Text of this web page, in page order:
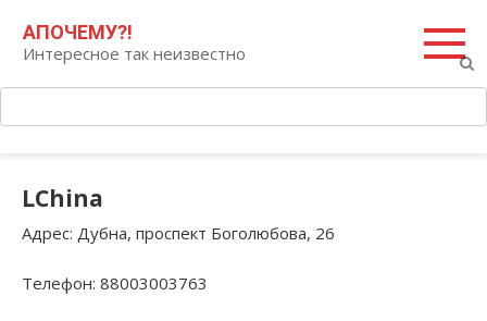
контенту
АПОЧЕМУ?!
Интересное так неизвестно
LChina
Адрес: Дубна, проспект Боголюбова, 26
Телефон: 88003003763